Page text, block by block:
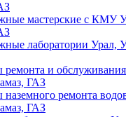
мастерские с КМУ
лаборатории Урал,
ремонта и
ГАЗ
наземного ремонта
ГАЗ